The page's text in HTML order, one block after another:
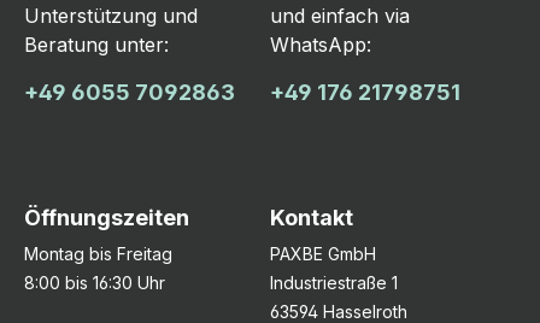
Unterstützung und
Beratung unter:
+49 6055 7092863
und einfach via
WhatsApp:
+49 176 21798751
Öffnungszeiten
Montag bis Freitag
8:00 bis 16:30 Uhr
Kontakt
PAXBE GmbH
Industriestraße 1
63594 Hasselroth